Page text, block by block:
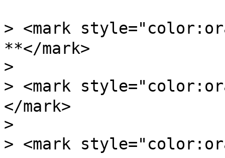
> <mark
**</mark>
>
> <mark
</mark>
>
> <mark